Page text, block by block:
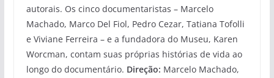
autorais. Os cinco documentaristas – Marcelo
Machado, Marco Del Fiol, Pedro Cezar, Tatiana Tofolli
e Viviane Ferreira – e a fundadora do Museu, Karen
Worcman, contam suas próprias histórias de vida ao
longo do documentário. Direção: Marcelo Machado,